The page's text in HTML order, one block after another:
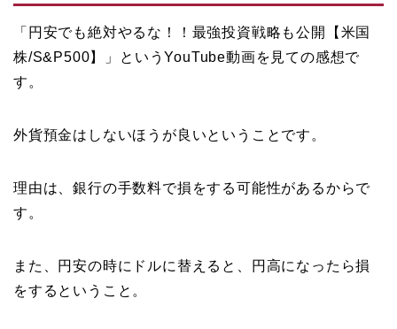
「円安でも絶対やるな！！最強投資戦略も公開【米国
株/S&P500】」というYouTube動画を見ての感想で
す。
外貨預金はしないほうが良いということです。
理由は、銀行の手数料で損をする可能性があるからで
す。
また、円安の時にドルに替えると、円高になったら損
をするということ。